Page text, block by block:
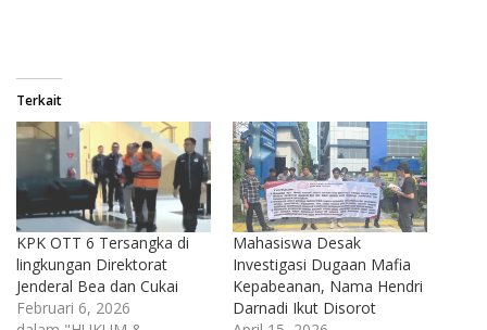
Terkait
KPK OTT 6 Tersangka di
lingkungan Direktorat
Jenderal Bea dan Cukai
Februari 6, 2026
Mahasiswa Desak
Investigasi Dugaan Mafia
Kepabeanan, Nama Hendri
Darnadi Ikut Disorot